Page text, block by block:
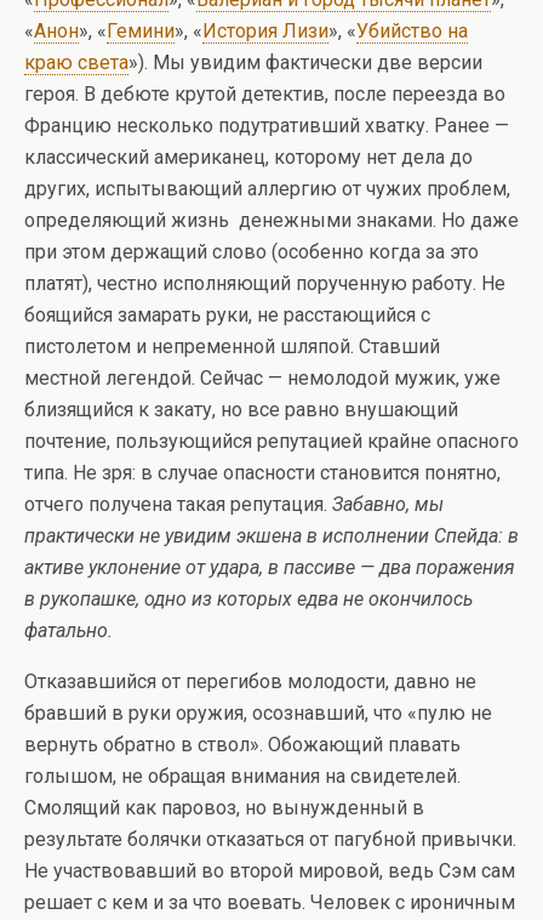
«Анон», «Гемини», «История Лизи», «Убийство на
краю света»). Мы увидим фактически две версии
героя. В дебюте крутой детектив, после переезда во
Францию несколько подутративший хватку. Ранее —
классический американец, которому нет дела до
других, испытывающий аллергию от чужих проблем,
определяющий жизнь денежными знаками. Но даже
при этом держащий слово (особенно когда за это
платят), честно исполняющий порученную работу. Не
боящийся замарать руки, не расстающийся с
пистолетом и непременной шляпой. Ставший
местной легендой. Сейчас — немолодой мужик, уже
близящийся к закату, но все равно внушающий
почтение, пользующийся репутацией крайне опасного
типа. Не зря: в случае опасности становится понятно,
отчего получена такая репутация. Забавно, мы
практически не увидим экшена в исполнении Спейда: в
активе уклонение от удара, в пассиве — два поражения
в рукопашке, одно из которых едва не окончилось
фатально.
Отказавшийся от перегибов молодости, давно не
бравший в руки оружия, осознавший, что «пулю не
вернуть обратно в ствол». Обожающий плавать
голышом, не обращая внимания на свидетелей.
Смолящий как паровоз, но вынужденный в
результате болячки отказаться от пагубной привычки.
Не участвовавший во второй мировой, ведь Сэм сам
решает с кем и за что воевать. Человек с ироничным